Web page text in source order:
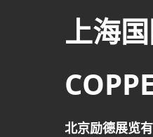
上海
北京励德展览